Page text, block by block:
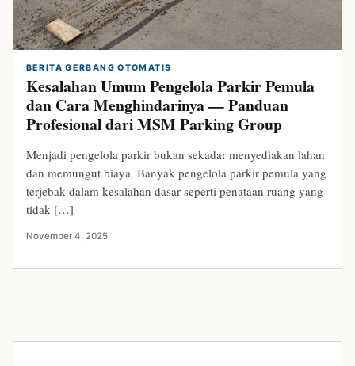
BERITA GERBANG OTOMATIS
Kesalahan Umum Pengelola Parkir Pemula
dan Cara Menghindarinya — Panduan
Profesional dari MSM Parking Group
Menjadi pengelola parkir bukan sekadar menyediakan lahan
dan memungut biaya. Banyak pengelola parkir pemula yang
terjebak dalam kesalahan dasar seperti penataan ruang yang
tidak […]
November 4, 2025